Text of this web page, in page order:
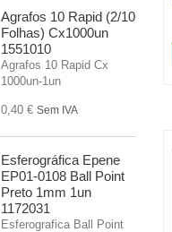
Agrafos 10 Rapid (2/10
Folhas) Cx1000un
1551010
Agrafos 10 Rapid Cx
1000un-1un
0,40 € Sem IVA
Esferográfica Epene
EP01-0108 Ball Point
Preto 1mm 1un
1172031
Esferografica Ball Point